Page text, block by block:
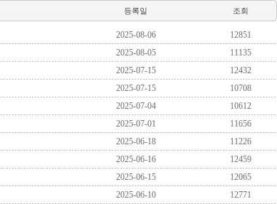
등록일 조회
2025-08-06
12851
2025-08-05
11135
2025-07-15
12432
2025-07-15
10708
2025-07-04
10612
2025-07-01
11656
2025-06-18
11226
2025-06-16
12459
2025-06-15
12065
2025-06-10 12771